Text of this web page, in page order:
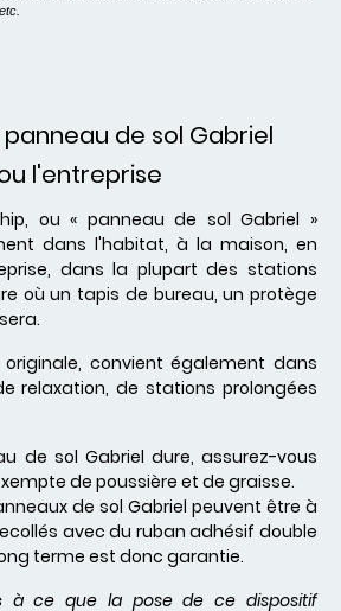
de sol Gabriel
l'entreprise
ou « panneau de solGabriel »
dans l'habitat, à la maison, en
dans la plupart des stations
où un tapis de bureau, un protège
convient également dans
relaxation, de stations prolongées
de sol Gabriel dure, assurez-vous
de poussière et de graisse.
de sol Gabriel peuvent être à
avec du ruban adhésif double
terme est donc garantie.
à ce que la pose de ce dispositif